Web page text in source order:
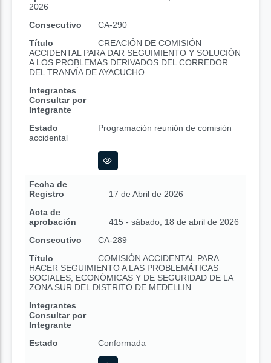
2026
Consecutivo
CA-290
Título
CREACIÓN DE COMISIÓN
ACCIDENTAL PARA DAR SEGUIMIENTO Y SOLUCIÓN
A LOS PROBLEMAS DERIVADOS DEL CORREDOR
DEL TRANVÍA DE AYACUCHO.
Integrantes
Consultar por
Integrante
Estado
Programación reunión de comisión
accidental
Fecha de
Registro
17 de Abril de 2026
Acta de
aprobación
415 - sábado, 18 de abril de 2026
Consecutivo
CA-289
Título
COMISIÓN ACCIDENTAL PARA
HACER SEGUIMIENTO A LAS PROBLEMÁTICAS
SOCIALES, ECONÓMICAS Y DE SEGURIDAD DE LA
ZONA SUR DEL DISTRITO DE MEDELLIN.
Integrantes
Consultar por
Integrante
Estado
Conformada